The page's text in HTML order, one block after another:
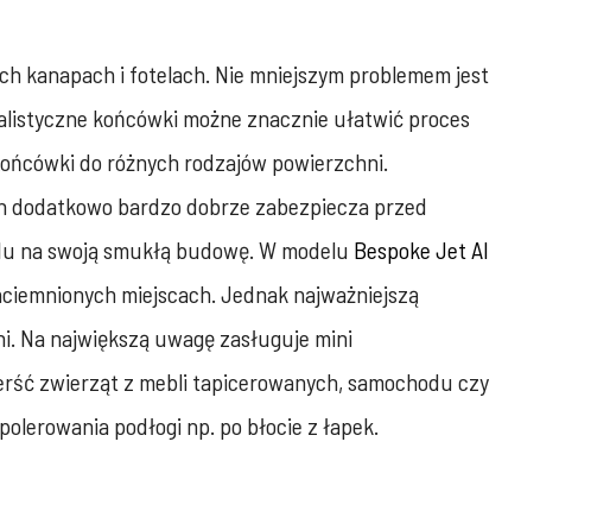
kanapach i fotelach. Nie mniejszym problemem jest
końcówki możne znacznie ułatwić proces
do różnych rodzajów powierzchni.
dodatkowo bardzo dobrze zabezpiecza przed
na swoją smukłą budowę. W modelu Bespoke Jet AI
miejscach. Jednak najważniejszą
Na największą uwagę zasługuje mini
zwierząt z mebli tapicerowanych, samochodu czy
podłogi np. po błocie z łapek.